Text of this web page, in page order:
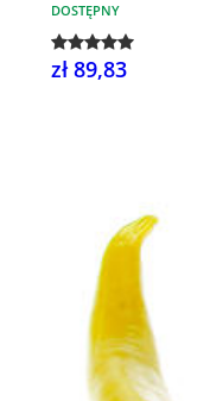
DOSTĘPNY
zł 89,83